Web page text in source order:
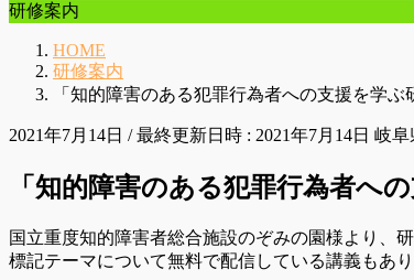
研修案内
HOME
研修案内
「知的障害のある犯罪行為者への支援を学ぶ
2021年7月14日 / 最終更新日時 : 2021年7月14日 岐阜
「知的障害のある犯罪行為者へ
国立重度知的障害者総合施設のぞみの園様より、
標記テーマについて無料で配信している講義もあ